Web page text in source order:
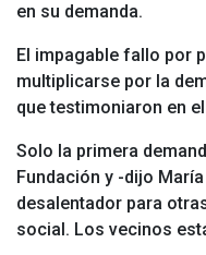
en su demanda.
El impagable fallo por
multiplicarse por la
que testimoniaron en
Solo la primera
Fundación y -dijo
desalentador para
social. Los vecinos